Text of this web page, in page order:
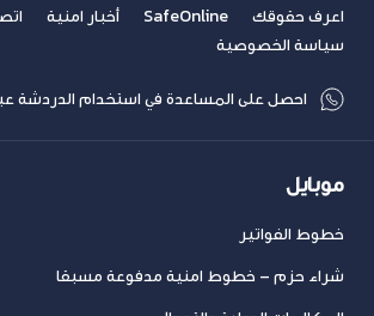
اعرف حقوقك
SafeOnline أخبار امنية
سياسة الخصوصية
احصل على المساعدة في استخدام الدردشة
موبايل
خطوط الفواتير
شراء حزم – خطوط امنية مدفوعة مسبقا